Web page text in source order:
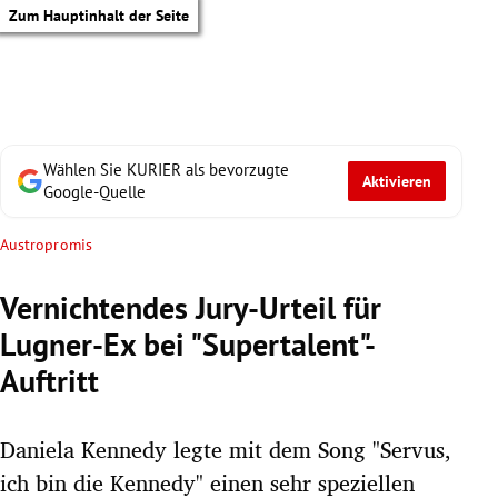
Zum Hauptinhalt der Seite
Wählen Sie KURIER als bevorzugte
Google-Quelle
Aktivieren
Austropromis
Vernichtendes Jury-Urteil für
Lugner-Ex bei "Supertalent"-
Auftritt
Daniela Kennedy legte mit dem Song "Servus,
ich bin die Kennedy" einen sehr speziellen